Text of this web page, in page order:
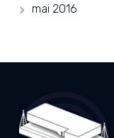
mai 2016